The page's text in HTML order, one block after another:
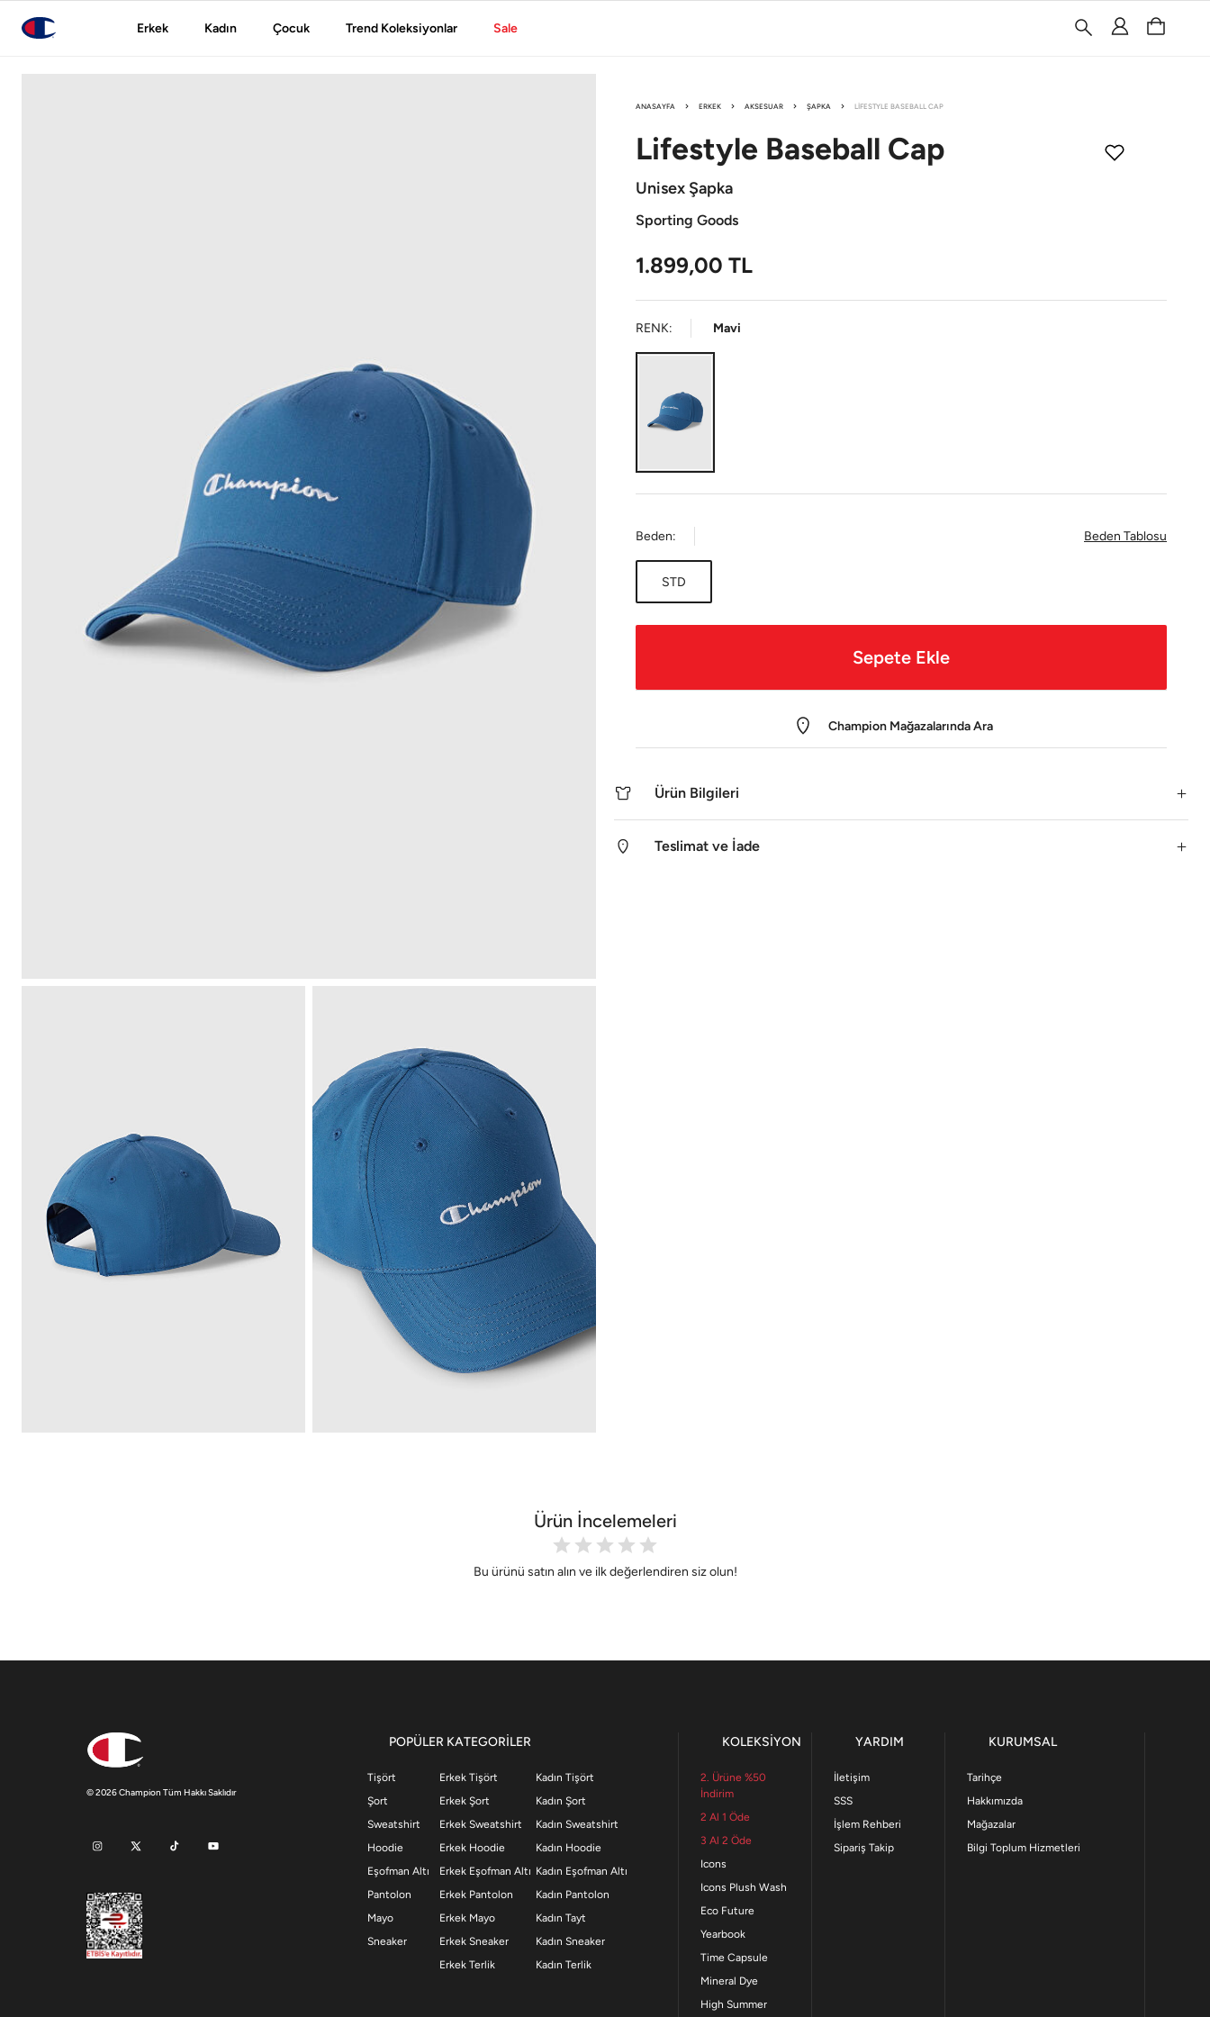
Erkek Kadın Çocuk Trend Koleksiyonlar Sale
ANASAYFA ERKEK AKSESUAR ŞAPKA LIFESTYLE BASEBALL CAP
Lifestyle Baseball Cap
Unisex Şapka
Sporting Goods
1.899,00 TL
RENK: Mavi
Beden: Beden Tablosu
STD
Sepete Ekle
Champion Mağazalarında Ara
Ürün Bilgileri
Teslimat ve İade
Ürün İncelemeleri
Bu ürünü satın alın ve ilk değerlendiren siz olun!
© 2026 Champion Tüm Hakkı Saklıdır
POPÜLER KATEGORİLER
Tişört
Şort
Sweatshirt
Hoodie
Eşofman Altı
Pantolon
Mayo
Sneaker
Erkek Tişört
Erkek Şort
Erkek Sweatshirt
Erkek Hoodie
Erkek Eşofman Altı
Erkek Pantolon
Erkek Mayo
Erkek Sneaker
Erkek Terlik
Kadın Tişört
Kadın Şort
Kadın Sweatshirt
Kadın Hoodie
Kadın Eşofman Altı
Kadın Pantolon
Kadın Tayt
Kadın Sneaker
Kadın Terlik
KOLEKSİYON
2. Ürüne %50
İndirim
2 Al 1 Öde
3 Al 2 Öde
Icons
Icons Plush Wash
Eco Future
Yearbook
Time Capsule
Mineral Dye
High Summer
YARDIM
İletişim
SSS
İşlem Rehberi
Sipariş Takip
KURUMSAL
Tarihçe
Hakkımızda
Mağazalar
Bilgi Toplum Hizmetleri